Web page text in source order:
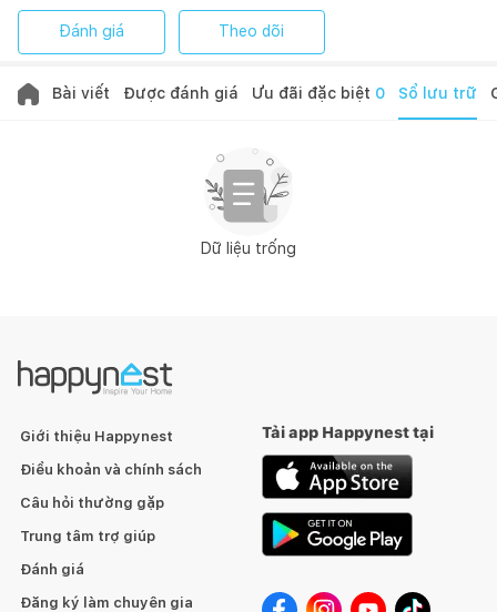
Đánh giá Theo dõi
Bài viết Được đánh giá Ưu đãi đặc biệt 0 Sổ lưu trữ
Dữ liệu trống
Giới thiệu Happynest
Điều khoản và chính sách
Câu hỏi thường gặp
Trung tâm trợ giúp
Đánh giá
Đăng ký làm chuyên gia
Tải app Happynest tại